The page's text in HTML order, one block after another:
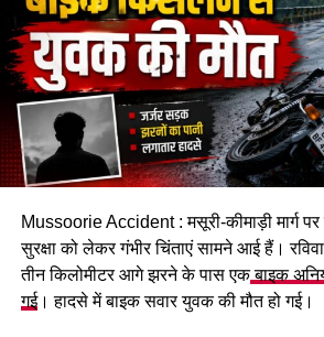
Mussoorie Accident : मसूरी-कीमाड़ी मार्ग
सुरक्षा को लेकर गंभीर चिंताएं सामने आई हैं।
तीन किलोमीटर आगे झरने के पास एकबाइक
गई। हादसे में बाइक सवार युवक की मौत हो गई।